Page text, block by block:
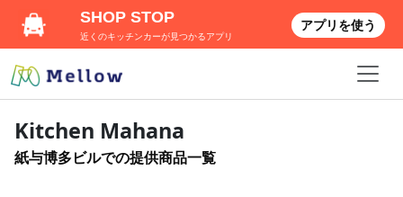
Kitchen Mahana
紙与博多ビルでの提供商品一覧
SHOP STOP
近くのキッチンカーが見つかるアプリ
アプリを使う